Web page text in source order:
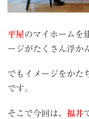
平屋のマイホームを
ージがたくさん浮か
でもイメージをかた
です。
そこで今回は、 福井